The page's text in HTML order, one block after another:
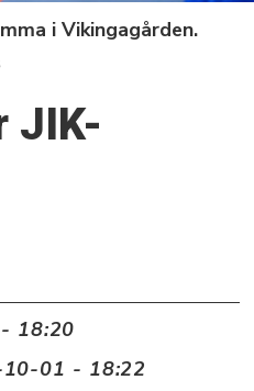
i Vikingagården.
JIK-
18:20
10-01 - 18:22